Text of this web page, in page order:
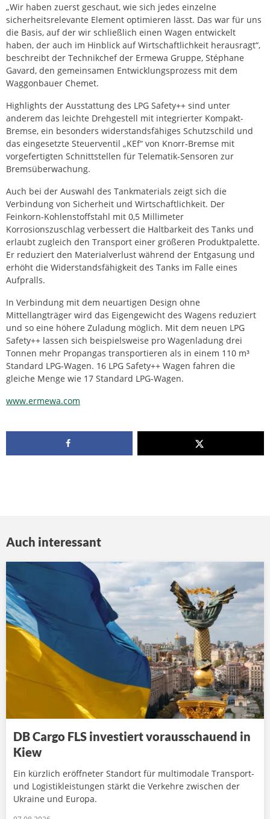
„Wir haben zuerst geschaut, wie sich jedes einzelne
sicherheitsrelevante Element optimieren lässt. Das war für uns
die Basis, auf der wir schließlich einen Wagen entwickelt
haben, der auch im Hinblick auf Wirtschaftlichkeit herausragt“,
beschreibt der Technikchef der Ermewa Gruppe, Stéphane
Gavard, den gemeinsamen Entwicklungsprozess mit dem
Waggonbauer Chemet.
Highlights der Ausstattung des LPG Safety++ sind unter
anderem das leichte Drehgestell mit integrierter Kompakt-
Bremse, ein besonders widerstandsfähiges Schutzschild und
das eingesetzte Steuerventil „KEf“ von Knorr-Bremse mit
vorgefertigten Schnittstellen für Telematik-Sensoren zur
Bremsüberwachung.
Auch bei der Auswahl des Tankmaterials zeigt sich die
Verbindung von Sicherheit und Wirtschaftlichkeit. Der
Feinkorn-Kohlenstoffstahl mit 0,5 Millimeter
Korrosionszuschlag verbessert die Haltbarkeit des Tanks und
erlaubt zugleich den Transport einer größeren Produktpalette.
Er reduziert den Materialverlust während der Entgasung und
erhöht die Widerstandsfähigkeit des Tanks im Falle eines
Aufpralls.
In Verbindung mit dem neuartigen Design ohne
Mittellangträger wird das Eigengewicht des Wagens reduziert
und so eine höhere Zuladung möglich. Mit dem neuen LPG
Safety++ lassen sich beispielsweise pro Wagenladung drei
Tonnen mehr Propangas transportieren als in einem 110 m³
Standard LPG-Wagen. 16 LPG Safety++ Wagen fahren die
gleiche Menge wie 17 Standard LPG-Wagen.
www.ermewa.com
Auch interessant
DB Cargo FLS investiert vorausschauend in
Kiew
Ein kürzlich eröffneter Standort für multimodale Transport-
und Logistikleistungen stärkt die Verkehre zwischen der
Ukraine und Europa.